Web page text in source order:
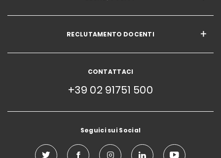
RECLUTAMENTO DOCENTI
CONTATTACI
+39 02 91751 500
Seguici sui Social